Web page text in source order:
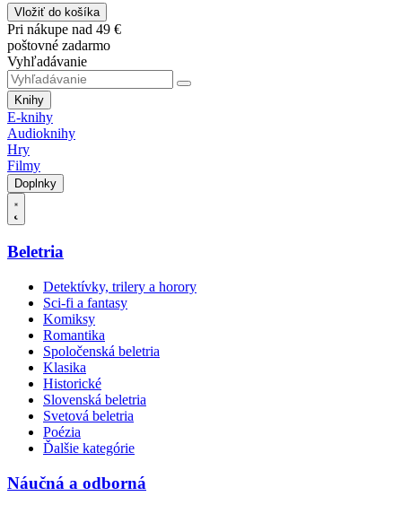
Vložiť do košíka
Pri nákupe nad 49 €
poštovné zadarmo
Vyhľadávanie
Knihy
E-knihy
Audioknihy
Hry
Filmy
Doplnky
Beletria
Detektívky, trilery a horory
Sci-fi a fantasy
Komiksy
Romantika
Spoločenská beletria
Klasika
Historické
Slovenská beletria
Svetová beletria
Poézia
Ďalšie kategórie
Náučná a odborná